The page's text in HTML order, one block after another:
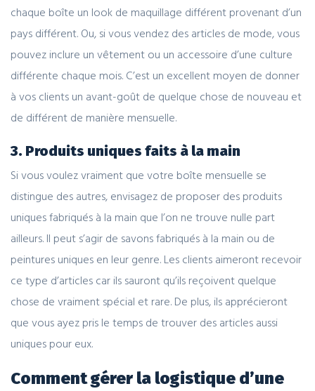
chaque boîte un look de maquillage différent provenant d’un
pays différent. Ou, si vous vendez des articles de mode, vous
pouvez inclure un vêtement ou un accessoire d’une culture
différente chaque mois. C’est un excellent moyen de donner
à vos clients un avant-goût de quelque chose de nouveau et
de différent de manière mensuelle.
3. Produits uniques faits à la main
Si vous voulez vraiment que votre boîte mensuelle se
distingue des autres, envisagez de proposer des produits
uniques fabriqués à la main que l’on ne trouve nulle part
ailleurs. Il peut s’agir de savons fabriqués à la main ou de
peintures uniques en leur genre. Les clients aimeront recevoir
ce type d’articles car ils sauront qu’ils reçoivent quelque
chose de vraiment spécial et rare. De plus, ils apprécieront
que vous ayez pris le temps de trouver des articles aussi
uniques pour eux.
Comment gérer la logistique d’une